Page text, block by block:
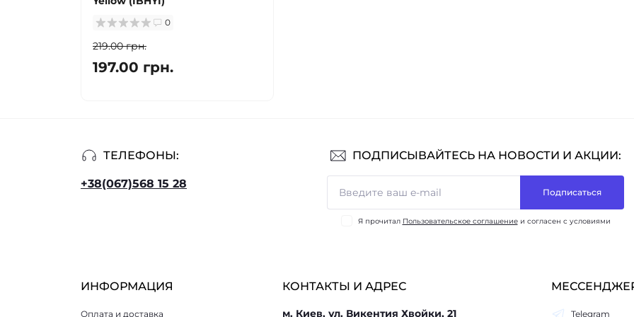
0
219.00 грн.
197.00 грн.
ТЕЛЕФОНЫ:
+38(067)568 15 28
ПОДПИСЫВАЙТЕСЬ НА НОВОСТИ И АКЦИИ:
Подписаться
Я прочитал Пользовательское соглашениеи согласен с условиями
ИНФОРМАЦИЯ
Оплата и доставка
КОНТАКТЫ И АДРЕС
м. Киев, ул. Викентия Хвойки, 21 Telegram